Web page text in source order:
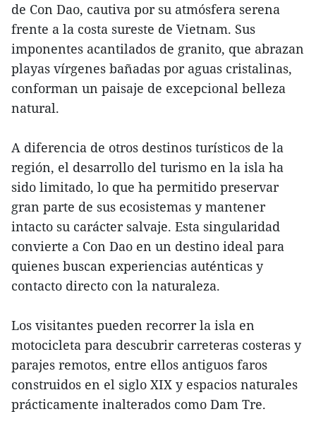
de Con Dao, cautiva por su atmósfera serena
frente a la costa sureste de Vietnam. Sus
imponentes acantilados de granito, que abrazan
playas vírgenes bañadas por aguas cristalinas,
conforman un paisaje de excepcional belleza
natural.
A diferencia de otros destinos turísticos de la
región, el desarrollo del turismo en la isla ha
sido limitado, lo que ha permitido preservar
gran parte de sus ecosistemas y mantener
intacto su carácter salvaje. Esta singularidad
convierte a Con Dao en un destino ideal para
quienes buscan experiencias auténticas y
contacto directo con la naturaleza.
Los visitantes pueden recorrer la isla en
motocicleta para descubrir carreteras costeras y
parajes remotos, entre ellos antiguos faros
construidos en el siglo XIX y espacios naturales
prácticamente inalterados como Dam Tre.